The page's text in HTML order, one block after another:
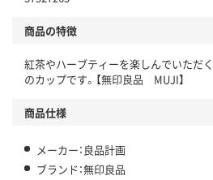
商品の特徴
紅茶やハーブティーを楽しんでいただ
のカップです。【無印良品 MUJI】
商品仕様
メーカー：良品計画
ブランド：無印良品